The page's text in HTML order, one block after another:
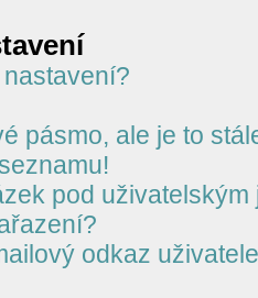
pásmo, ale je to
pod uživatelským
odkaz